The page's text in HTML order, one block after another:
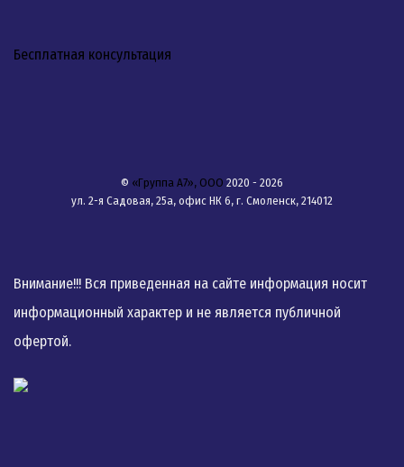
Бесплатная консультация
© «Группа А7», ООО 2020 - 2026
ул. 2-я Садовая, 25а, офис НК 6, г. Смоленск, 214012
Внимание!!! Вся приведенная на сайте информация носит
информационный характер и не является публичной
офертой.